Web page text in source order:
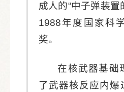
成人的“中子弹装置
1988年度国家科
奖。
在核武器基础
了武器核反应内爆